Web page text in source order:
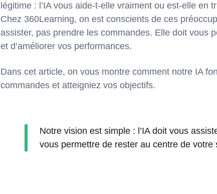
légitime : l’IA vous aide-t-elle vraiment ou est-elle en
Chez 360Learning, on est conscients de ces
assister, pas prendre les commandes. Elle doit vous
et d’améliorer vos performances.
Dans cet article, on vous montre comment notre IA
commandes et atteigniez vos objectifs.
Notre vision est simple : l’IA doit vous
vous permettre de rester au centre de